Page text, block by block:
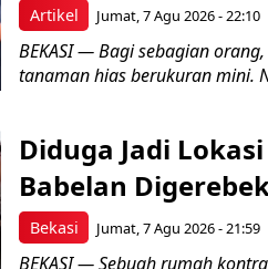
Artikel Jumat, 7 Agu 2026 - 22:10
BEKASI — Bagi sebagian
tanaman hias berukuran mini.
Bekasi
Diduga Jadi
Babelan
Jumat, 7 Agu 2026 - 21:59
BEKASI — Sebuah rumah